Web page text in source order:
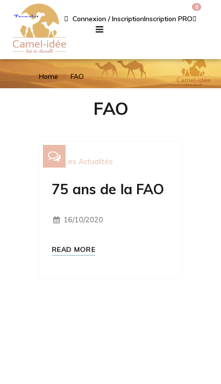
Connexion / InscriptionInscription PRO
0
Home FAO
FAO
Les Actualités
75 ans de la FAO
16/10/2020
READ MORE